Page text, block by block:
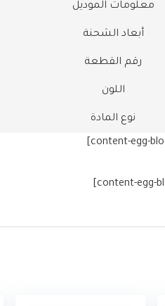
معلومات الموديل
أبعاد الشحنة
رقم القطعة
اللون
نوع المادة